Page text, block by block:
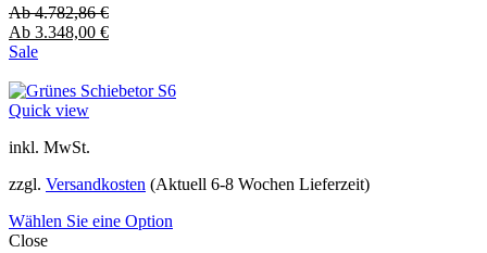
Ab4.782,86€
Ab 3.348,00 €
Sale
Quick view
inkl. MwSt.
zzgl. Versandkosten (Aktuell 6-8 Wochen Lieferzeit)
Wählen Sie eine Option
Close